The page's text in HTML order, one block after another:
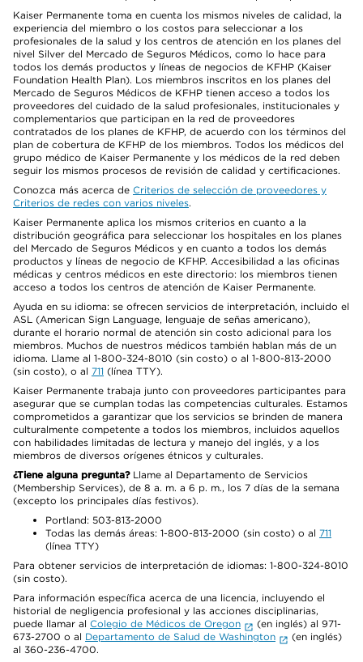
Kaiser Permanente toma en cuenta los mismos niveles de calidad, la
experiencia del miembro o los costos para seleccionar a los
profesionales de la salud y los centros de atención en los planes del
nivel Silver del Mercado de Seguros Médicos, como lo hace para
todos los demás productos y líneas de negocios de KFHP (Kaiser
Foundation Health Plan). Los miembros inscritos en los planes del
Mercado de Seguros Médicos de KFHP tienen acceso a todos los
proveedores del cuidado de la salud profesionales, institucionales y
complementarios que participan en la red de proveedores
contratados de los planes de KFHP, de acuerdo con los términos del
plan de cobertura de KFHP de los miembros. Todos los médicos del
grupo médico de Kaiser Permanente y los médicos de la red deben
seguir los mismos procesos de revisión de calidad y certificaciones.
Conozca más acerca de Criterios de selección de proveedores y
Criterios de redes con varios niveles.
Kaiser Permanente aplica los mismos criterios en cuanto a la
distribución geográfica para seleccionar los hospitales en los planes
del Mercado de Seguros Médicos y en cuanto a todos los demás
productos y líneas de negocio de KFHP. Accesibilidad a las oficinas
médicas y centros médicos en este directorio: los miembros tienen
acceso a todos los centros de atención de Kaiser Permanente.
Ayuda en su idioma: se ofrecen servicios de interpretación, incluido el
ASL (American Sign Language, lenguaje de señas americano),
durante el horario normal de atención sin costo adicional para los
miembros. Muchos de nuestros médicos también hablan más de un
idioma. Llame al 1-800-324-8010 (sin costo) o al 1-800-813-2000
(sin costo), o al 711 (línea TTY).
Kaiser Permanente trabaja junto con proveedores participantes para
asegurar que se cumplan todas las competencias culturales. Estamos
comprometidos a garantizar que los servicios se brinden de manera
culturalmente competente a todos los miembros, incluidos aquellos
con habilidades limitadas de lectura y manejo del inglés, y a los
miembros de diversos orígenes étnicos y culturales.
¿Tiene alguna pregunta?Llame al Departamento de Servicios
(Membership Services), de 8 a. m. a 6 p. m., los 7 días de la semana
(excepto los principales días festivos).
Portland: 503-813-2000
Todas las demás áreas: 1-800-813-2000 (sin costo) o al 711
(línea TTY)
Para obtener servicios de interpretación de idiomas: 1-800-324-8010
(sin costo).
Para información específica acerca de una licencia, incluyendo el
historial de negligencia profesional y las acciones disciplinarias,
puede llamar al Colegio de Médicos de Oregon
(en inglés) al 971-
673-2700 o al Departamento de Salud de Washington
(en inglés)
al 360-236-4700.